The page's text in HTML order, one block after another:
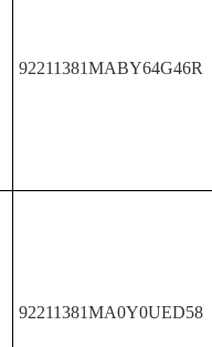
92211381MABY64G46R
92211381MA0Y0UED58